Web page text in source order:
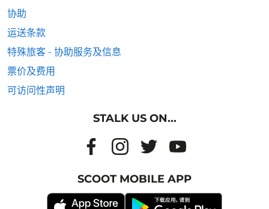
协助
运送条款
特殊旅客 - 协助服务及信息
票价及费用
可访问性声明
STALK US ON...
SCOOT MOBILE APP